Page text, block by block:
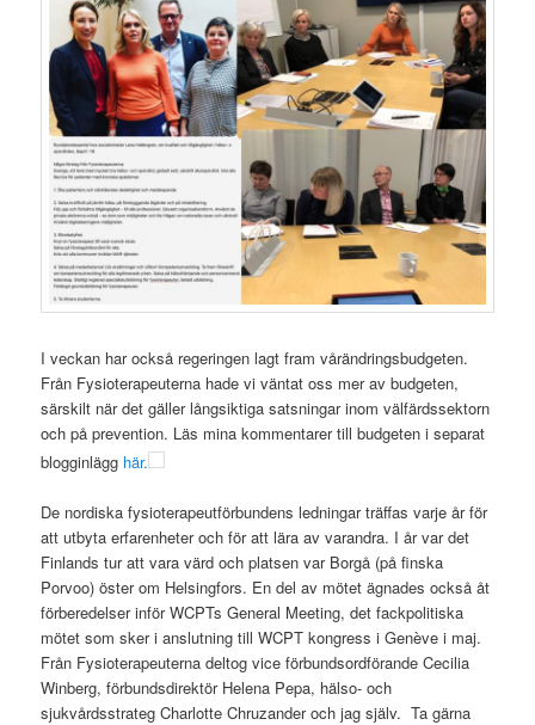
I veckan har också regeringen lagt fram vårändringsbudgeten.
Från Fysioterapeuterna hade vi väntat oss mer av budgeten,
särskilt när det gäller långsiktiga satsningar inom välfärdssektorn
och på prevention. Läs mina kommentarer till budgeten i separat
blogginlägg här.
De nordiska fysioterapeutförbundens ledningar träffas varje år för
att utbyta erfarenheter och för att lära av varandra. I år var det
Finlands tur att vara värd och platsen var Borgå (på finska
Porvoo) öster om Helsingfors. En del av mötet ägnades också åt
förberedelser inför WCPTs General Meeting, det fackpolitiska
mötet som sker i anslutning till WCPT kongress i Genève i maj.
Från Fysioterapeuterna deltog vice förbundsordförande Cecilia
Winberg, förbundsdirektör Helena Pepa, hälso- och
sjukvårdsstrateg Charlotte Chruzander och jag själv. Ta gärna